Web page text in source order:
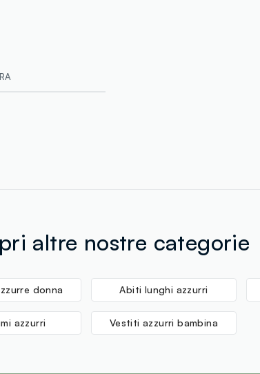
altre nostre categorie
donna Abiti lunghi azzurri
azzurri Vestiti azzurri bambina